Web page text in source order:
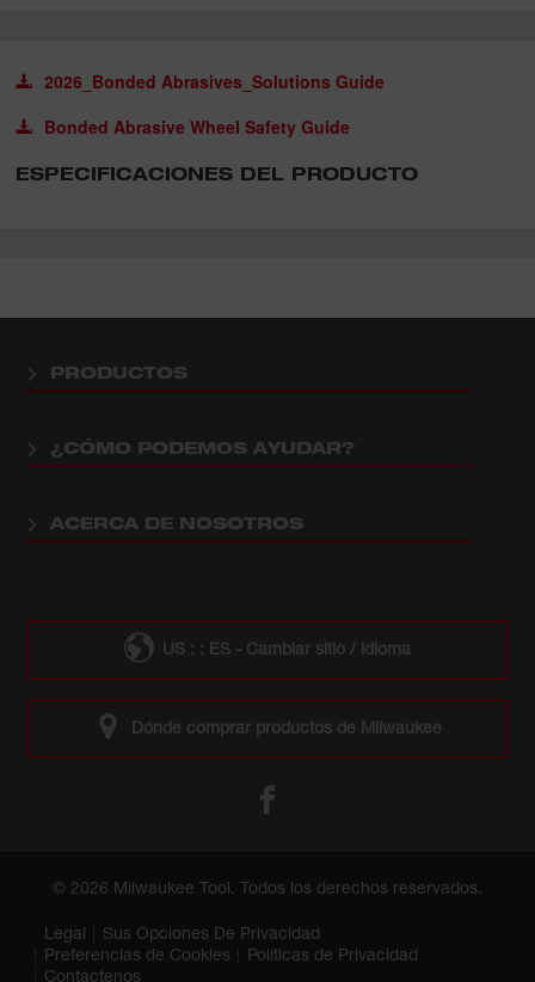
2026_Bonded Abrasives_Solutions Guide
Bonded Abrasive Wheel Safety Guide
ESPECIFICACIONES DEL PRODUCTO
PRODUCTOS
¿CÓMO PODEMOS AYUDAR?
ACERCA DE NOSOTROS
US : : ES - Cambiar sitio / idioma
Dónde comprar productos de Milwaukee
© 2026 Milwaukee Tool. Todos los derechos reservados.
Legal
Sus Opciones De Privacidad
Preferencias de Cookies
Políticas de Privacidad
Contáctenos